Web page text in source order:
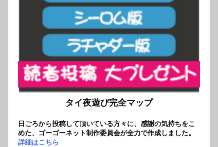
タイ夜遊び完全マップ
日ごろから投稿して頂いている方々に、感謝の気持ちをこ
めた、ゴーゴーネット制作委員会が全力で作成しました。
詳細はこちら